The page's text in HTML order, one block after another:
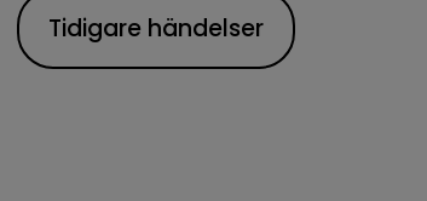
Tidigare händelser